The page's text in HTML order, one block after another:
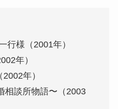
行様（2001年）
年）
年）
相談所物語〜（2003